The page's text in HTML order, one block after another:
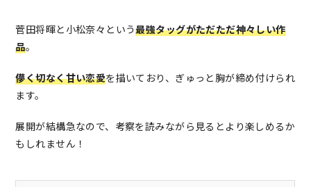
菅田将暉と小松奈々という最強タッグがただただ神々しい作
品。
儚く切なく甘い恋愛を描いており、ぎゅっと胸が締め付けられ
ます。
展開が結構急なので、考察を読みながら見るとより楽しめるか
もしれません！